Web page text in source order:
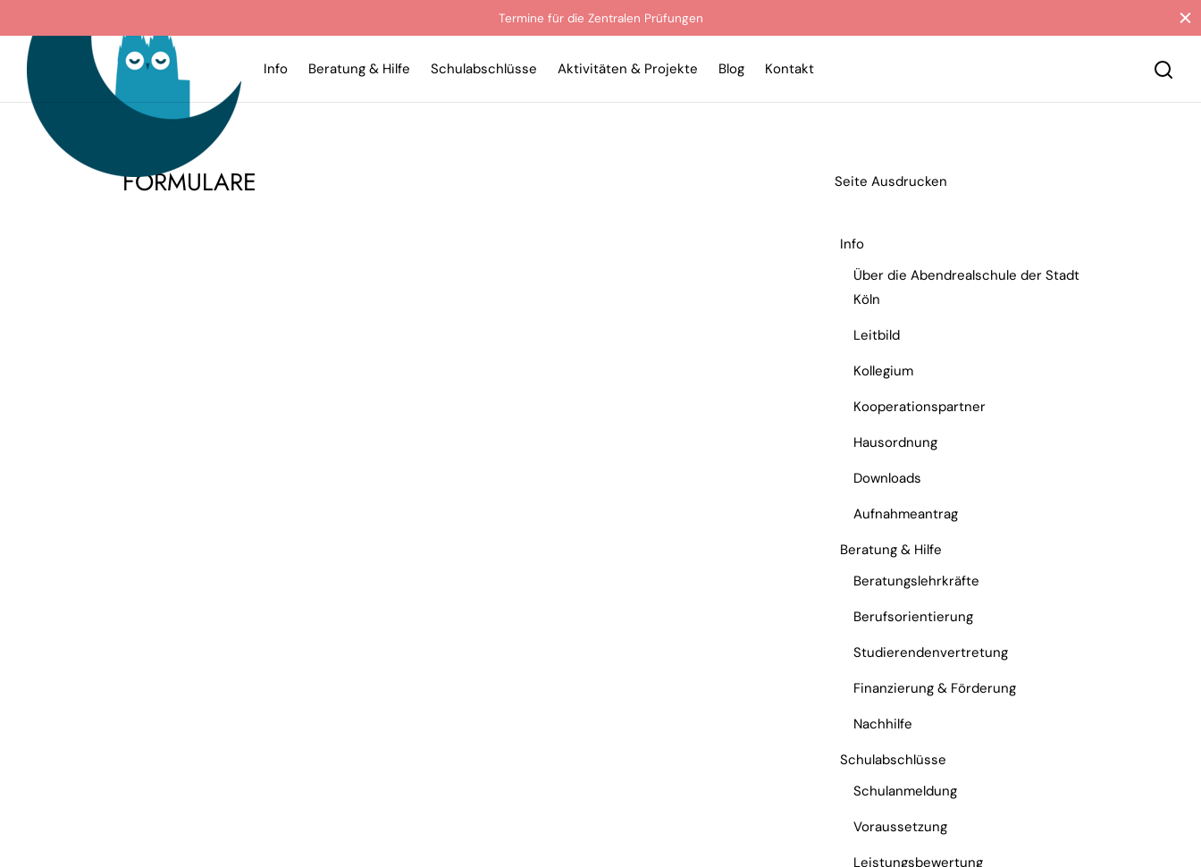
Termine für die Zentralen Prüfungen
Info Beratung & Hilfe Schulabschlüsse Aktivitäten & Projekte Blog Kontakt
FORMULARE Seite Ausdrucken
Info
Über die Abendrealschule der Stadt
Köln
Leitbild
Kollegium
Kooperationspartner
Hausordnung
Downloads
Aufnahmeantrag
Beratung & Hilfe
Beratungslehrkräfte
Berufsorientierung
Studierendenvertretung
Finanzierung & Förderung
Nachhilfe
Schulabschlüsse
Schulanmeldung
Voraussetzung
Leistungsbewertung